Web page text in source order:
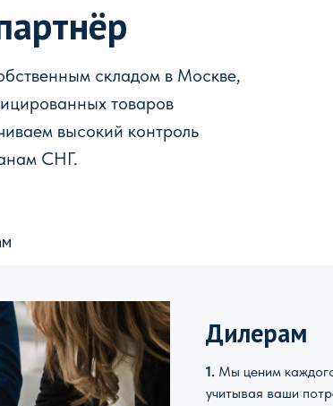
складом в Москве,
товаров
высокий контроль
СНГ.
Дилерам
1. Мы ценим
учитывая ваши